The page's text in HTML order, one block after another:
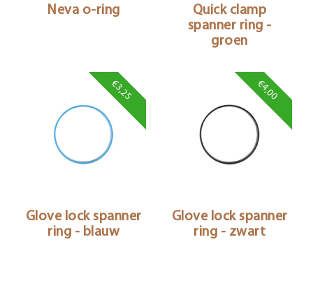
Neva o-ring
Quick clamp
spanner ring -
groen
€3,25
Glove lock spanner
ring - blauw
€4,00
Glove lock spanner
ring - zwart